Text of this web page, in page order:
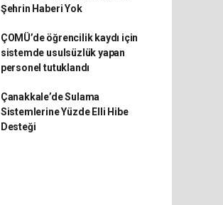
Şehrin Haberi Yok
ÇOMÜ’de öğrencilik kaydı için
sistemde usulsüzlük yapan
personel tutuklandı
Çanakkale’de Sulama
Sistemlerine Yüzde Elli Hibe
Desteği